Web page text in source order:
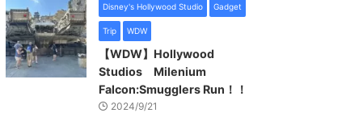
Disney's Hollywood Studio Gadget
Trip WDW
【WDW】Hollywood
Studios Milenium
Falcon:Smugglers Run！！
2024/9/21